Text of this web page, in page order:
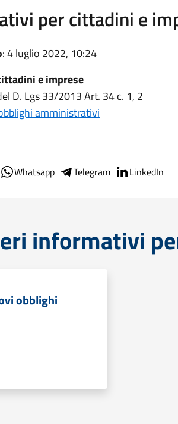
per cittadini e
: 4 luglio 2022, 10:24
e imprese
D. Lgs 33/2013 Art. 34 c. 1, 2
amministrativi
Whatsapp Telegram LinkedIn
informativi
obblighi